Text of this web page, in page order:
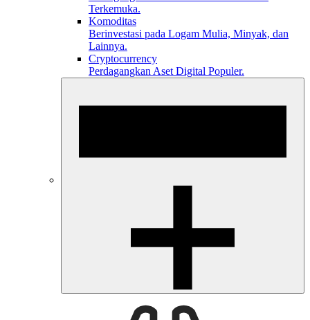
Terkemuka.
Komoditas
Berinvestasi pada Logam Mulia, Minyak, dan
Lainnya.
Cryptocurrency
Perdagangkan Aset Digital Populer.